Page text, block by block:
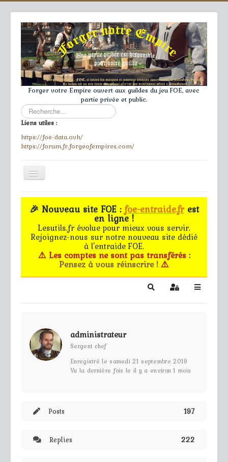
Forger votre Empire ouvert aux guildes du jeu FOE, avec
partie privée et public.
Rechercher
Liens utiles :
https://foe-data.ovh/
https://forum.fr.forgeofempires.com/
Toggle
Navigation
≡
Accueil
Le forum
Les G.M.s
Trucs & astuces
Partie privée
🎉 Nouveau site FOE :foe-entraide.frest
en ligne !
Lesutils.fr évolue pour mieux vous servir.
Rejoignez-nous sur notre nouveau site dédié
à l'entraide FOE.
⚠️ Les comptes ne sont pas transférés :
Pensez à vous réinscrire !⚠️
SearchSign In
administrateur
Sergent chef
Enregistré le samedi 21 septembre 2019
Vu la dernière fois le il y a environ 1 mois
Posts 197
Replies 222